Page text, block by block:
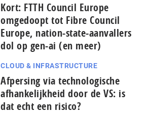
Kort: FTTH Council Europe
omgedoopt tot Fibre Council
Europe, nation-state-aanvallers
dol op gen-ai (en meer)
CLOUD & INFRASTRUCTURE
Afpersing via technologische
afhankelijkheid door de VS: is
dat echt een risico?